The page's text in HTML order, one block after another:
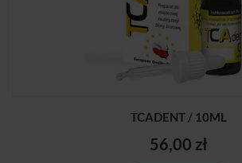
TCADENT / 10ML
56,00 zł